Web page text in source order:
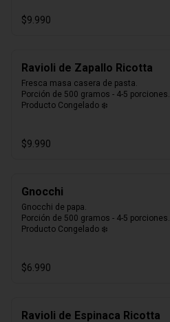
$9.990
Ravioli de Zapallo Ricotta
Fresca masa casera de pasta.
Porción de 500 gramos - 4-5 porciones.
Producto Congelado ❄️
$9.990
Gnocchi
Gnocchi de papa.
Porción de 500 gramos - 4-5 porciones.
Producto Congelado ❄️
$6.990
Ravioli de Espinaca Ricotta